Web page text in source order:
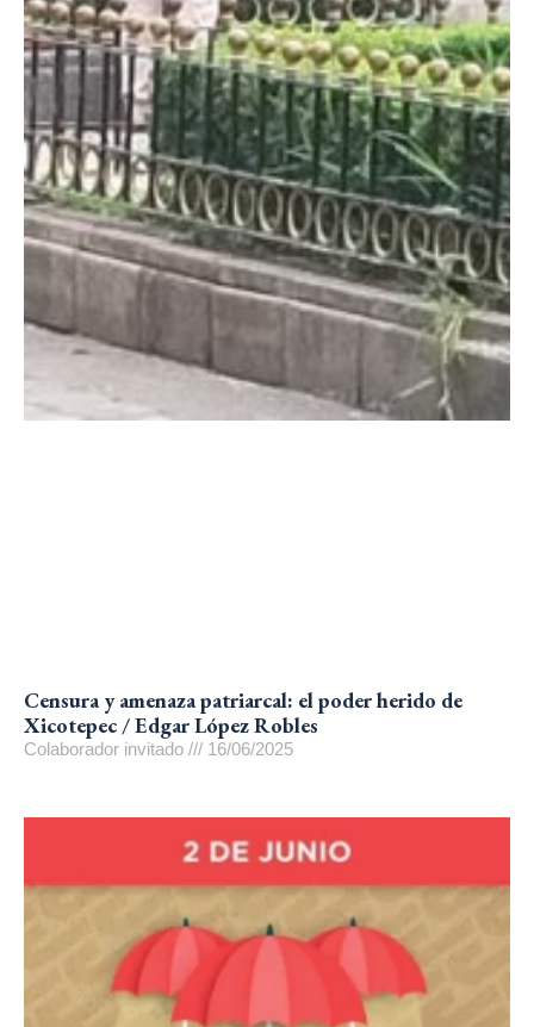
Censura y amenaza patriarcal: el poder herido de
Xicotepec / Edgar López Robles
Colaborador invitado 16/06/2025